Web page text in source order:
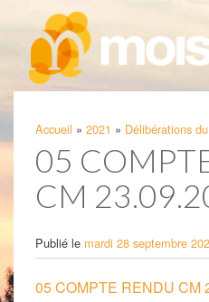
Accueil » 2021 » Délibérations
05
CM
Publié le mardi 28 septembre
05 COMPTE RENDU CM